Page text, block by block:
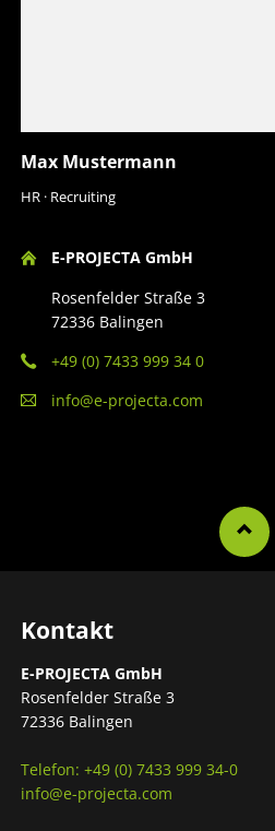
Max Mustermann
HR · Recruiting
E-PROJECTA GmbH
Rosenfelder Straße 3
72336 Balingen
+49 (0) 7433 999 34 0
info@e-projecta.com
Kontakt
E-PROJECTA GmbH
Rosenfelder Straße 3
72336 Balingen
Telefon: +49 (0) 7433 999 34-0
info@e-projecta.com